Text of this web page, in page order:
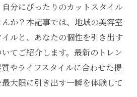
分にぴったりのカットスタイル
か？本記事では、地域の美容室
ルと、あなたの個性を引き出す
てご紹介します。最新のトレン
やライフスタイルに合わせた提
大限に引き出す一瞬を体験して